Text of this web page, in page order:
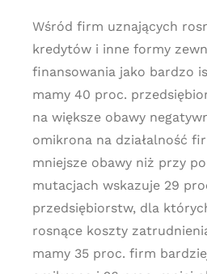
Wśród firm uznających
kredytów i inne formy
finansowania jako bardzo
mamy 40 proc.
na większe obawy
omikrona na działalność
mniejsze obawy niż przy
mutacjach wskazuje 29
przedsiębiorstw, dla
rosnące koszty
mamy 35 proc. firm